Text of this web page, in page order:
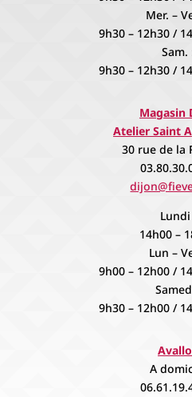
Mer. –
9h30 – 12h30 /
Sam.
9h30 – 12h30 /
Magasin
Atelier Saint
30 rue de la
Lundi
14h00 –
Lun –
9h00 – 12h00 /
9h30 – 12h00 /
A